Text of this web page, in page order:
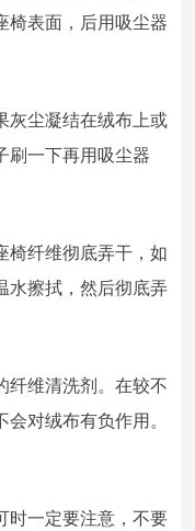
椅表面，后用吸尘器
灰尘凝结在绒布上或
刷一下再用吸尘器
椅纤维彻底弄干，如
水擦拭，然后彻底弄
纤维清洗剂。在较不
对绒布有负作用。
时一定要注意，不要